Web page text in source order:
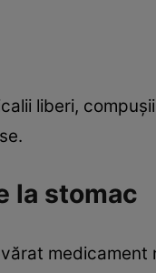
liberi,
la stomac